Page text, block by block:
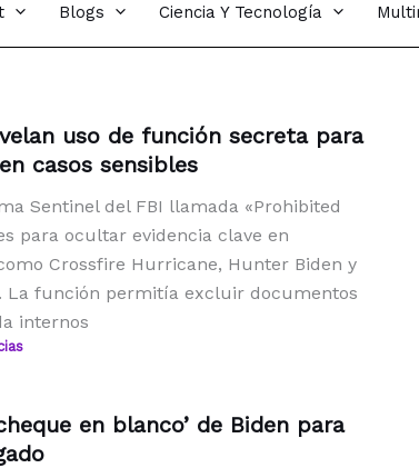
Blogs Ciencia Y Tecnología
uso de función secreta para
casos sensibles
Sentinel del FBI llamada «Prohibited
para ocultar evidencia clave en
Crossfire Hurricane, Hunter Biden y
La función permitía excluir documentos
internos
en blanco’ de Biden para